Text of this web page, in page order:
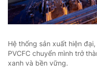
Hệ thống sản xuất hiện
PVCFC chuyển mình trở
xanh và bền vững.